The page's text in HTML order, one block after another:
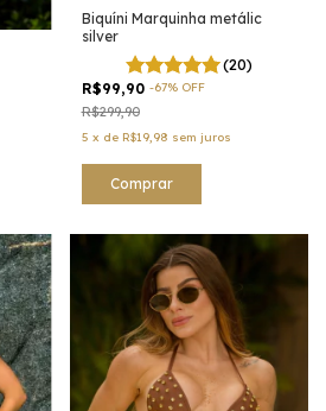
Biquíni Marquinha metálic
silver
(20)
R$99,90 -67% OFF
R$299,90
5 x de R$19,98 sem juros
Comprar